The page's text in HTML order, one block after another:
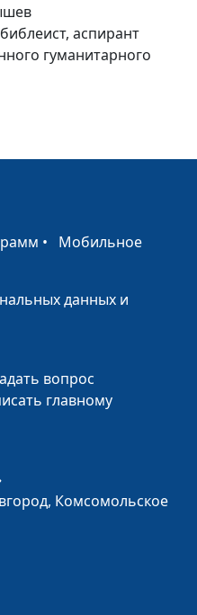
Малышев,
Давидоглу,
аспирант
Малышев,
Давидоглу,
аспирант
аспирант
гуманитарного
• Мобильное
данных и
вопрос
главному
Комсомольское